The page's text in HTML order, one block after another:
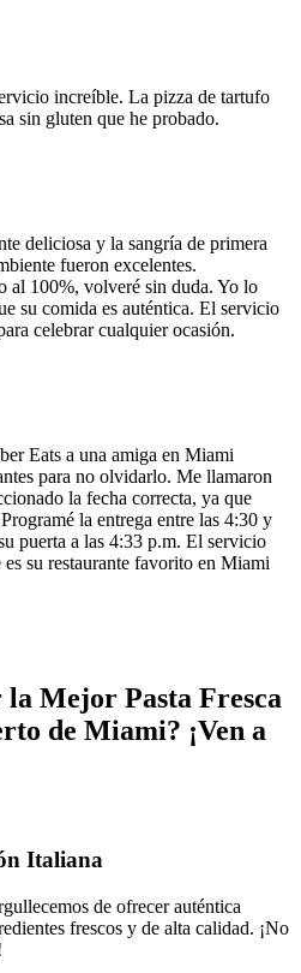
increíble. La pizza de tartufo
sin gluten que he probado.
deliciosa y la sangría de primera
fueron excelentes.
al 100%, volveré sin duda. Yo lo
su comida es auténtica. El servicio
celebrar cualquier ocasión.
Eats a una amiga en Miami
para no olvidarlo. Me llamaron
la fecha correcta, ya que
la entrega entre las 4:30 y
puerta a las 4:33 p.m. El servicio
su restaurante favorito en Miami
Mejor Pasta Fresca
de Miami? ¡Ven a
Italiana
de ofrecer auténtica
frescos y de alta calidad. ¡No